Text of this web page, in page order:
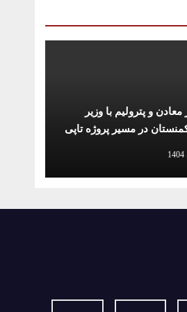
معادن و پترولیم با وزیر
در مسیر پروژه تاپی